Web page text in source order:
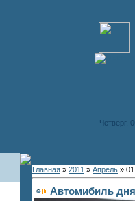
Четверг,
Главная » 2011 » Апрель » 01
Автомибиль